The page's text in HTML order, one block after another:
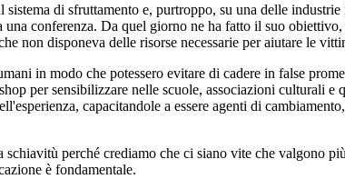
di sfruttamento e, purtroppo, su una delle
conferenza. Da quel giorno ne ha fatto il suo
non disponeva delle risorse necessarie per aiutare le
in modo che potessero evitare di cadere in false
per sensibilizzare nelle scuole, associazioni culturali
capacitandole a essere agenti di
perché crediamo che ci siano vite che valgono
è fondamentale.